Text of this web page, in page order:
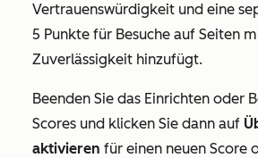
Vertrauenswürdigkeit und eine
5 Punkte für Besuche auf Seiten
Zuverlässigkeit hinzufügt.
Beenden Sie das Einrichten oder
Scores und klicken Sie dann auf
aktivieren für einen neuen Score